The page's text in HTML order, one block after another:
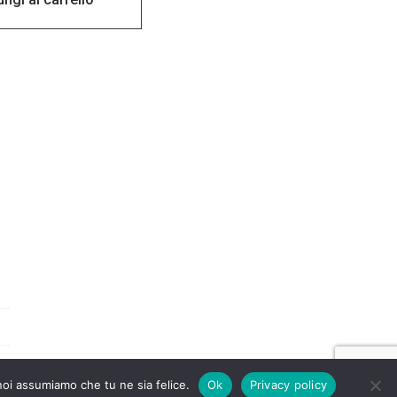
assumiamo che tu ne sia felice. Ok Privacy policy